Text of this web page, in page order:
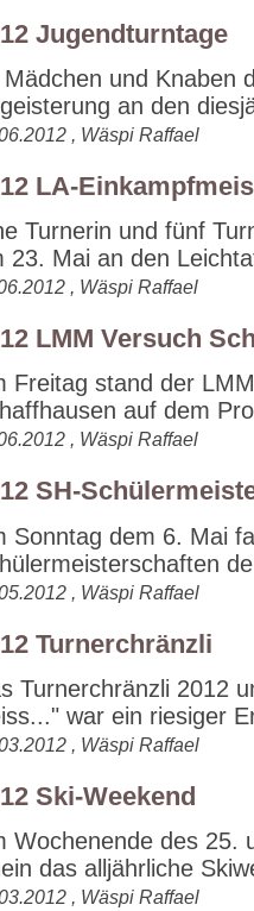
Jugendturntage
und Knaben
an den
, Wäspi Raffael
LA-
Turnerin und fünf
23. Mai an den
, Wäspi Raffael
LMM Versuch
Freitag stand der
auf dem
, Wäspi Raffael
SH-
Sonntag dem 6. Mai
, Wäspi Raffael
Turnerchränzli
Turnerchränzli 2012
war ein riesiger
, Wäspi Raffael
Ski-Weekend
Wochenende des 25.
das alljährliche
, Wäspi Raffael